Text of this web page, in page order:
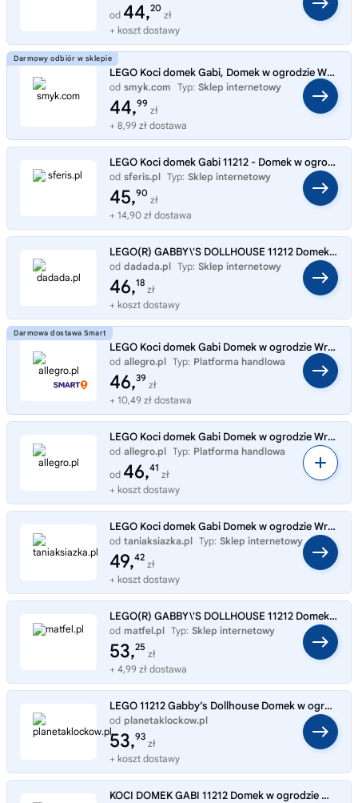
od 44,20
zł
+ koszt dostawy
LEGO Koci domek Gabi, Domek w ogrodzie Wróżkici, 11212
od smyk.com Typ: Sklep internetowy
44,99
zł
+ 8,99 zł dostawa
LEGO Koci domek Gabi 11212 - Domek w ogrodzie Wróżkici
od sferis.pl Typ: Sklep internetowy
45,90
zł
+ 14,90 zł dostawa
LEGO(R) GABBY\'S DOLLHOUSE 11212 Domek w ogrodzie Wróżkici
od dadada.pl Typ: Sklep internetowy
46,18
zł
+ koszt dostawy
LEGO Koci domek Gabi Domek w ogrodzie Wróżkici 11212
od allegro.pl Typ: Platforma handlowa
46,39
zł
+ 10,49 zł dostawa
LEGO Koci domek Gabi Domek w ogrodzie Wróżkici 11212
od allegro.pl Typ: Platforma handlowa
od 46,41
zł
+ koszt dostawy
LEGO Koci domek Gabi Domek w ogrodzie Wróżkici 11212
od taniaksiazka.pl Typ: Sklep internetowy
49,42
zł
+ koszt dostawy
LEGO(R) GABBY\'S DOLLHOUSE 11212 Domek w ogrodzie
od matfel.pl Typ: Sklep internetowy
53,25
zł
+ 4,99 zł dostawa
LEGO 11212 Gabby’s Dollhouse Domek w ogrodzie Wróżkici
od planetaklockow.pl
Typ:
Sklep internetowy
53,93
zł
+ koszt dostawy
KOCI DOMEK GABI 11212 Domek w ogrodzie Wróżkici